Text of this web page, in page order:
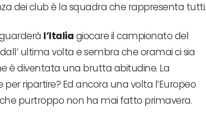
dei club è la squadra che rappresenta tutti.
l’Italiagiocare il campionato del
ultima volta e sembra che oramai ci sia
è diventata una brutta abitudine. La
ripartire? Ed ancora una volta l’Europeo
purtroppo non ha mai fatto primavera.